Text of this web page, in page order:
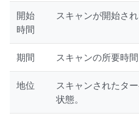
開始
時間
スキャンが開始され
期間 スキャンの所要時間
地位
スキャンされたタ
状態。